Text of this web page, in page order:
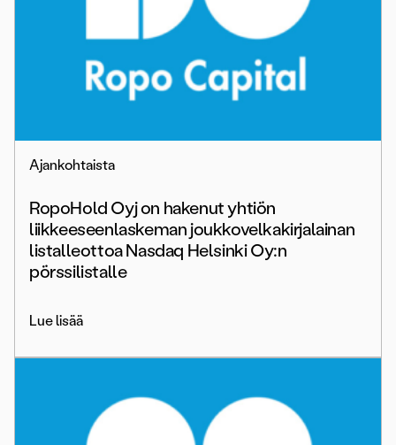
Ajankohtaista
RopoHold Oyj on hakenut yhtiön
liikkeeseenlaskeman joukkovelkakirjalainan
listalleottoa Nasdaq Helsinki Oy:n
pörssilistalle
Lue lisää